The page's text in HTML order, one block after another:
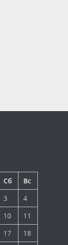
Сб
Вс
3
4
10
11
17
18